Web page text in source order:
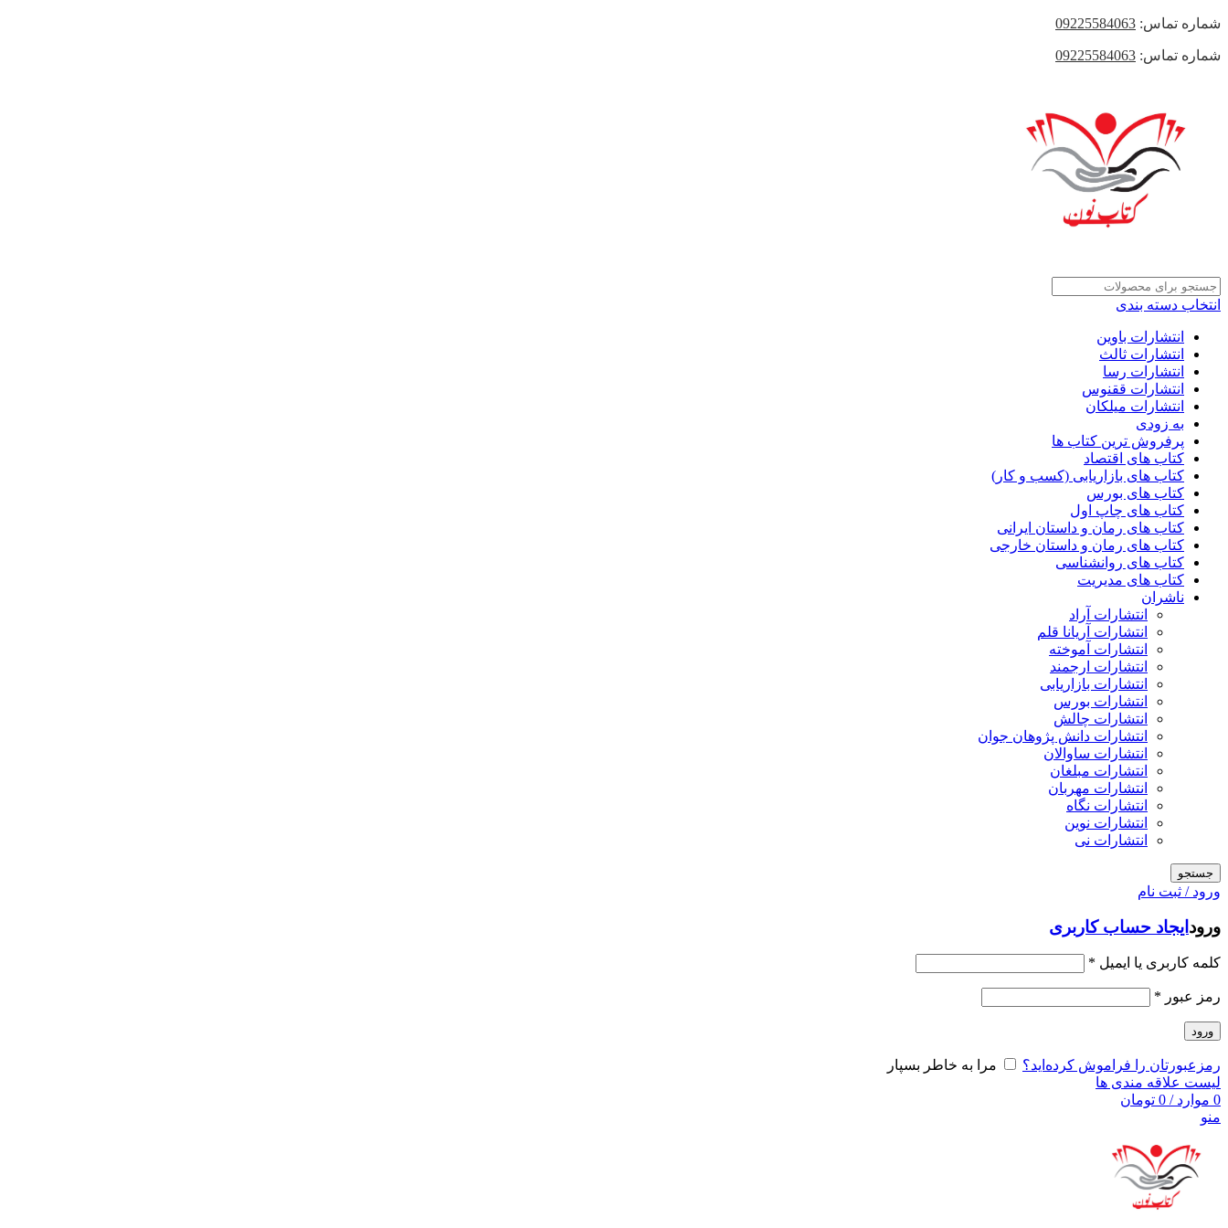
شماره تماس: 09225584063
شماره تماس: 09225584063
انتخاب دسته بندی
انتشارات باوین
انتشارات ثالث
انتشارات رسا
انتشارات ققنوس
انتشارات میلکان
به زودی
پرفروش ترین کتاب ها
کتاب های اقتصاد
کتاب های بازاریابی (کسب و کار)
کتاب های بورس
کتاب های چاپ اول
کتاب های رمان و داستان ایرانی
کتاب های رمان و داستان خارجی
کتاب های روانشناسی
کتاب های مدیریت
ناشران
انتشارات آراد
انتشارات آریانا قلم
انتشارات آموخته
انتشارات ارجمند
انتشارات بازاریابی
انتشارات بورس
انتشارات چالش
انتشارات دانش پژوهان جوان
انتشارات ساوالان
انتشارات مبلغان
انتشارات مهربان
انتشارات نگاه
انتشارات نوین
انتشارات نی
جستجو
ورود / ثبت نام
ورود ایجاد حساب کاربری
کلمه کاربری یا ایمیل *
رمز عبور *
ورود
رمزعبورتان را فراموش کرده‌اید؟
مرا به خاطر بسپار
لیست علاقه مندی ها
0 موارد /
0 تومان
منو